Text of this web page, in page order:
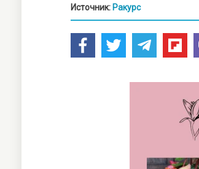
Источник: Ракурс